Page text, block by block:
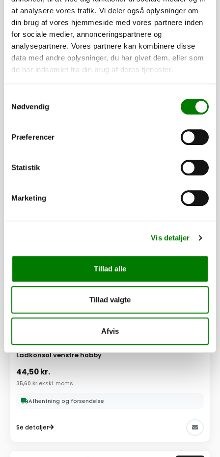
at analysere vores trafik. Vi deler også oplysninger om
din brug af vores hjemmeside med vores partnere inden
for sociale medier, annonceringspartnere og
analysepartnere. Vores partnere kan kombinere disse
data med andre oplysninger, du har givet dem, eller som
de har indsamlet fra din brug af deres tjenester.
Nødvendig
Præferencer
Statistik
Marketing
Vis detaljer
Tillad alle
Tillad valgte
Afvis
kr.
Se detaljer
PÅ LAGER
Ladkonsol venstre hobby
44,50kr.
35,60 kr.ekskl. moms
Afhentning og forsendelse
Se detaljer